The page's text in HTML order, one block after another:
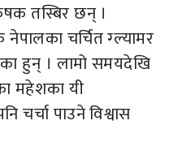
तस्बिर छन् ।
चर्चित ग्ल्यामर
हुन् । लामो समयदेखि
महेशका यी
चर्चा पाउने विश्वास